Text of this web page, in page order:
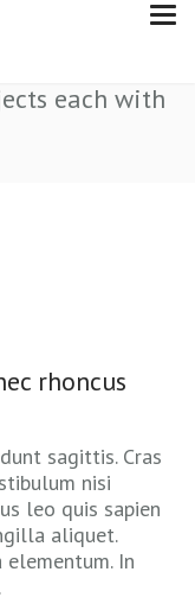
each with
rhoncus
sagittis. Cras
nisi
leo quis sapien
aliquet.
In